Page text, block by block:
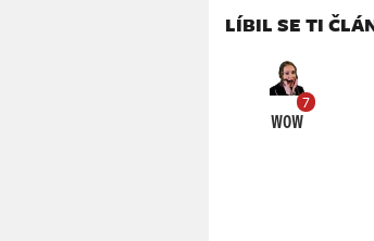
LÍBIL SE TI
7
WOW